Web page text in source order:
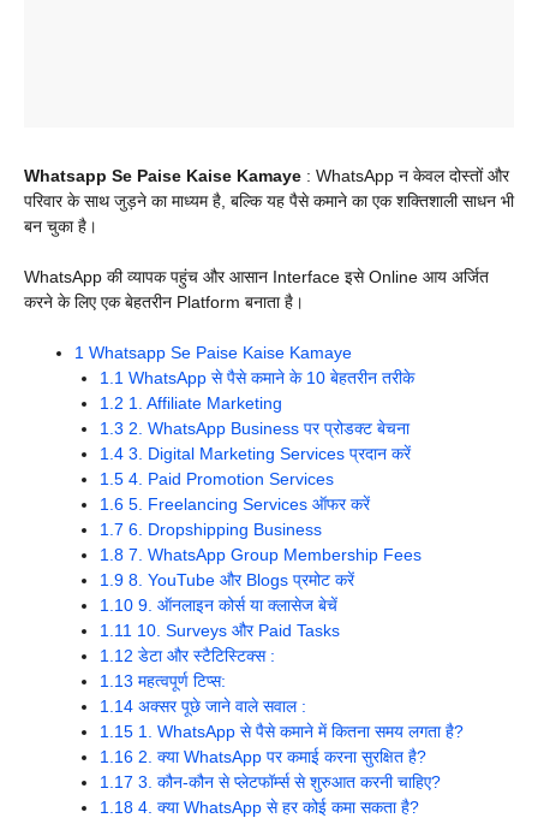
Whatsapp Se Paise Kaise Kamaye : WhatsApp न केवल दोस्तों और
परिवार के साथ जुड़ने का माध्यम है, बल्कि यह पैसे कमाने का एक शक्तिशाली साधन भी
बन चुका है।
WhatsApp की व्यापक पहुंच और आसान Interface इसे Online आय अर्जित
करने के लिए एक बेहतरीन Platform बनाता है।
1 Whatsapp Se Paise Kaise Kamaye
1.1 WhatsApp से पैसे कमाने के 10 बेहतरीन तरीके
1.2 1. Affiliate Marketing
1.3 2. WhatsApp Business पर प्रोडक्ट बेचना
1.4 3. Digital Marketing Services प्रदान करें
1.5 4. Paid Promotion Services
1.6 5. Freelancing Services ऑफर करें
1.7 6. Dropshipping Business
1.8 7. WhatsApp Group Membership Fees
1.9 8. YouTube और Blogs प्रमोट करें
1.10 9. ऑनलाइन कोर्स या क्लासेज बेचें
1.11 10. Surveys और Paid Tasks
1.12 डेटा और स्टैटिस्टिक्स :
1.13 महत्वपूर्ण टिप्स:
1.14 अक्सर पूछे जाने वाले सवाल :
1.15 1. WhatsApp से पैसे कमाने में कितना समय लगता है?
1.16 2. क्या WhatsApp पर कमाई करना सुरक्षित है?
1.17 3. कौन-कौन से प्लेटफॉर्म्स से शुरुआत करनी चाहिए?
1.18 4. क्या WhatsApp से हर कोई कमा सकता है?